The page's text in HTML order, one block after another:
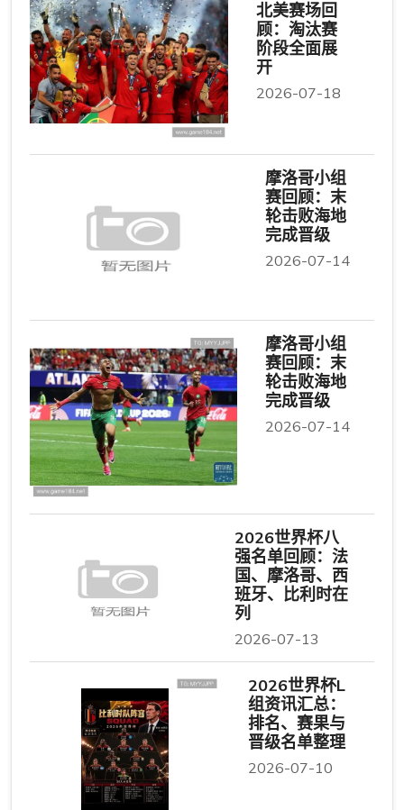
北美赛场回
顾：淘汰赛
阶段全面展
开
2026-07-18
摩洛哥小组
赛回顾：末
轮击败海地
完成晋级
2026-07-14
摩洛哥小组
赛回顾：末
轮击败海地
完成晋级
2026-07-14
2026世界杯八
强名单回顾：法
国、摩洛哥、西
班牙、比利时在
列
2026-07-13
2026世界杯L
组资讯汇总：
排名、赛果与
晋级名单整理
2026-07-10